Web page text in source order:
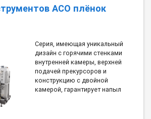
АСО плёнок
Серия, имеющая уникальный
дизайн с горячими стенками
внутренней камеры, верхней
подачей прекурсоров и
конструкцию с двойной
камерой, гарантирует напыл